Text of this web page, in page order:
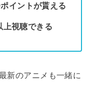
イントが貰える
視聴できる
新のアニメも一緒に